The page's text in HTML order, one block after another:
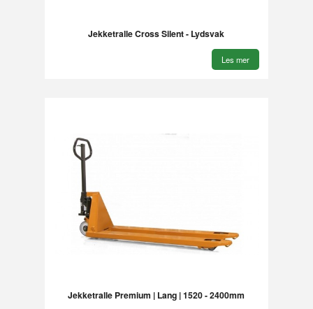
Jekketralle Cross Silent - Lydsvak
Les mer
Jekketralle Premium | Lang | 1520 - 2400mm